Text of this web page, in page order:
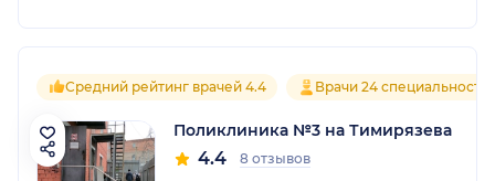
Средний рейтинг врачей 4.4 Врачи 24
Поликлиника №3 на Тимирязева
4.4 8 отзывов